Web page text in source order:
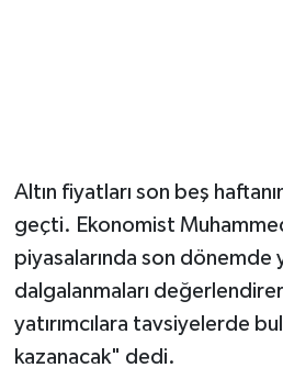
Altın fiyatları son beş
geçti. Ekonomist
piyasalarında son dönemde
dalgalanmaları
yatırımcılara tavsiyelerde
kazanacak" dedi.